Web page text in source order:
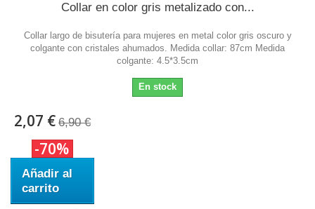
Collar en color gris metalizado con...
Collar largo de bisutería para mujeres en metal color gris oscuro y
colgante con cristales ahumados. Medida collar: 87cm Medida
colgante: 4.5*3.5cm
En stock
2,07 € 6,90 €
-70%
Añadir al
carrito